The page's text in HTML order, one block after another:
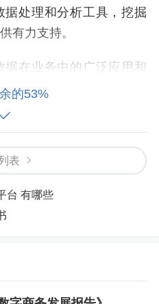
处理和分析工具，挖掘
有力支持。
在业务中的广泛应用和
和增值。
善的数据安全体系，确保
。
的53%
表
台 有哪些